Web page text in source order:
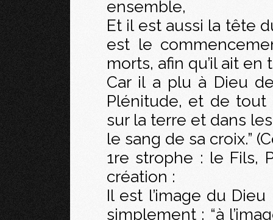
ensemble,
Et il est aussi la tête
est le
morts, afin qu’il ait
Car il a plu à Dieu
Plénitude, et de
sur la terre et dans
le sang de sa croix.”
1re strophe : le Fils,
création :
Il est l’image du
simplement : “à